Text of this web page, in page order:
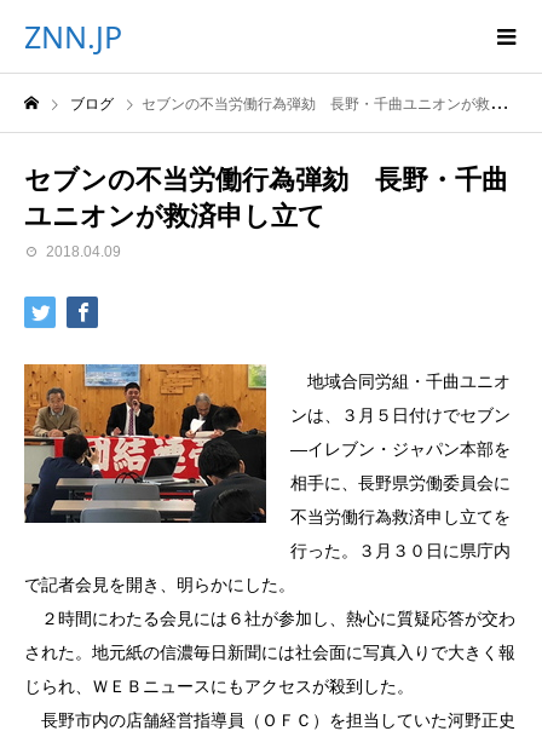
ZNN.JP
ブログ セブンの不当労働行為弾劾 長野・千曲ユニオンが救済申し立て
セブンの不当労働行為弾劾 長野・千曲
ユニオンが救済申し立て
2018.04.09
地域合同労組・千曲ユニオ
ンは、３月５日付けでセブン
―イレブン・ジャパン本部を
相手に、長野県労働委員会に
不当労働行為救済申し立てを
行った。３月３０日に県庁内
で記者会見を開き、明らかにした。
２時間にわたる会見には６社が参加し、熱心に質疑応答が交わ
された。地元紙の信濃毎日新聞には社会面に写真入りで大きく報
じられ、ＷＥＢニュースにもアクセスが殺到した。
長野市内の店舗経営指導員（ＯＦＣ）を担当していた河野正史